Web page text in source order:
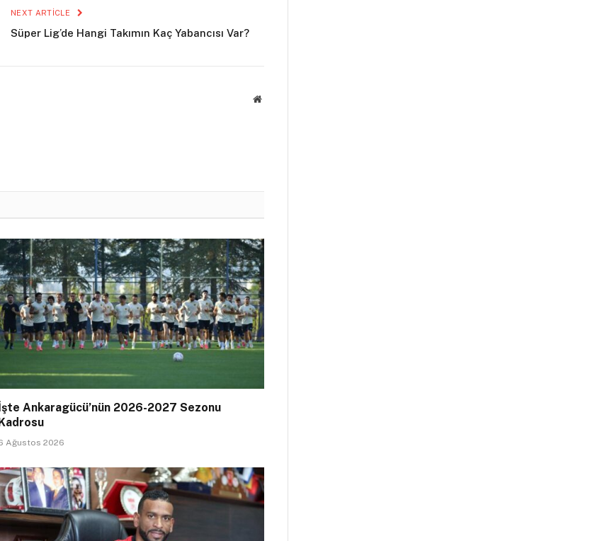
NEXT ARTICLE
Süper Lig’de Hangi Takımın Kaç Yabancısı Var?
Website
Ankaragücü’nün 2026-2027 Sezonu
Ağustos 2026